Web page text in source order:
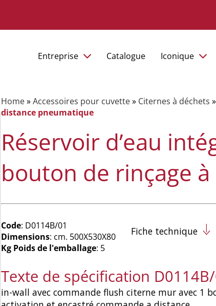
Entreprise Catalogue Iconique
Home»Accessoires pour cuvette» Citernes à déchets »
distance pneumatique
Réservoir d’eau
bouton de rinçage
Code: D0114B/01
Dimensions: cm. 500X530X80
Kg Poids de l'emballage: 5
Fiche technique
Texte de spécification
in-wall avec commande flush citerne mur avec 1